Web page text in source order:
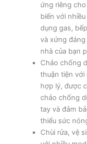
ứng riêng
biến với
dụng gas,
và xứng
nhà của bạn
Chảo chống
thuận tiện với
hợp lý, được
chảo chống
tay và đảm
thiểu sức
Chùi rửa, vệ